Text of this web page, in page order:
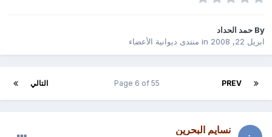
By حمد الحداد
ابريل 22, 2008
in منتدى ديوانية الأعضاء
PREV التالي Page 6 of 55
نسايم البحرين